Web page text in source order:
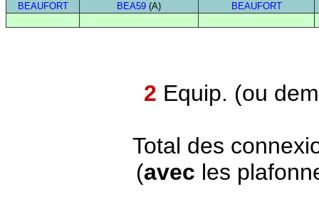
BEAUFORT BEA59 (A) BEAUFORT
2 Equip. (ou
Total des
(avec les